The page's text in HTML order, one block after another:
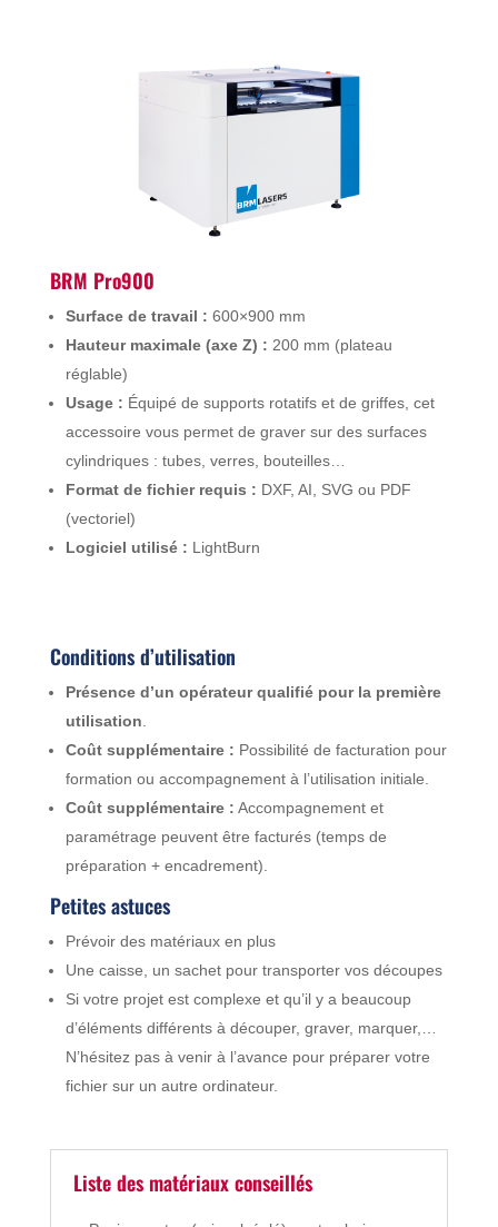
BRM Pro900
Surface de travail : 600×900 mm
Hauteur maximale (axe Z) : 200 mm (plateau
réglable)
Usage : Équipé de supports rotatifs et de griffes, cet
accessoire vous permet de graver sur des surfaces
cylindriques : tubes, verres, bouteilles…
Format de fichier requis : DXF, AI, SVG ou PDF
(vectoriel)
Logiciel utilisé : LightBurn
Conditions d’utilisation
Présence d’un opérateur qualifié pour la première
utilisation.
Coût supplémentaire : Possibilité de facturation pour
formation ou accompagnement à l’utilisation initiale.
Coût supplémentaire : Accompagnement et
paramétrage peuvent être facturés (temps de
préparation + encadrement).
Petites astuces
Prévoir des matériaux en plus
Une caisse, un sachet pour transporter vos découpes
Si votre projet est complexe et qu’il y a beaucoup
d’éléments différents à découper, graver, marquer,…
N’hésitez pas à venir à l’avance pour préparer votre
fichier sur un autre ordinateur.
Liste des matériaux conseillés